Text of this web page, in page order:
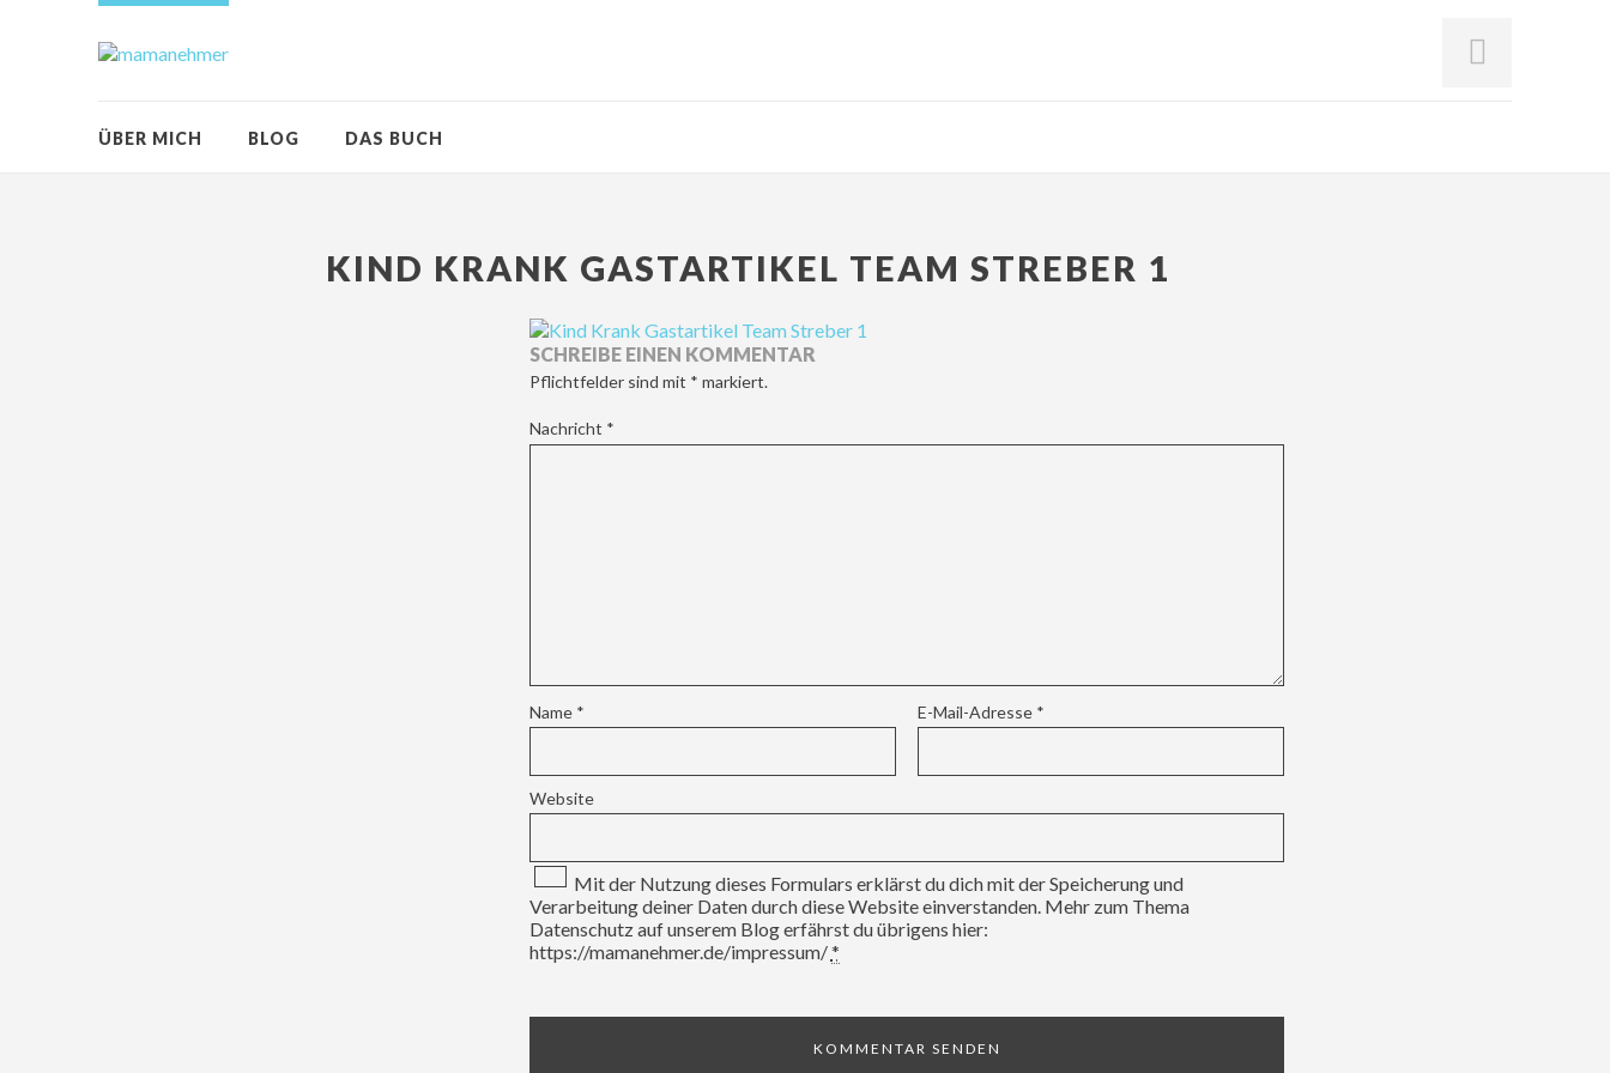
ÜBER MICH BLOG DAS BUCH
KIND KRANK GASTARTIKEL TEAM STREBER 1
SCHREIBE EINEN KOMMENTAR
Pflichtfelder sind mit * markiert.
Nachricht *
Name * E-Mail-Adresse *
Website
Mit der Nutzung dieses Formulars erklärst du dich mit der Speicherung und
Verarbeitung deiner Daten durch diese Website einverstanden. Mehr zum Thema
Datenschutz auf unserem Blog erfährst du übrigens hier:
https://mamanehmer.de/impressum/*